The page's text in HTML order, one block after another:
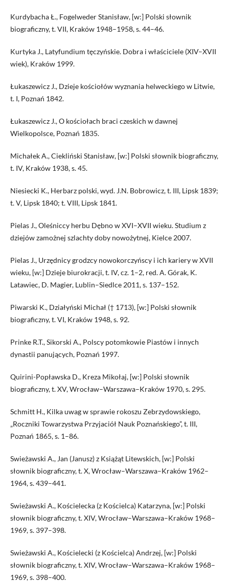
Kurdybacha Ł., Fogelweder Stanisław, [w:] Polski słownik
biograficzny, t. VII, Kraków 1948–1958, s. 44–46.
Kurtyka J., Latyfundium tęczyńskie. Dobra i właściciele (XIV–XVII
wiek), Kraków 1999.
Łukaszewicz J., Dzieje kościołów wyznania helweckiego w Litwie,
t. I, Poznań 1842.
Łukaszewicz J., O kościołach braci czeskich w dawnej
Wielkopolsce, Poznań 1835.
Michałek A., Ciekliński Stanisław, [w:] Polski słownik biograficzny,
t. IV, Kraków 1938, s. 45.
Niesiecki K., Herbarz polski, wyd. J.N. Bobrowicz, t. III, Lipsk 1839;
t. V, Lipsk 1840; t. VIII, Lipsk 1841.
Pielas J., Oleśniccy herbu Dębno w XVI–XVII wieku. Studium z
dziejów zamożnej szlachty doby nowożytnej, Kielce 2007.
Pielas J., Urzędnicy grodzcy nowokorczyńscy i ich kariery w XVII
wieku, [w:] Dzieje biurokracji, t. IV, cz. 1–2, red. A. Górak, K.
Latawiec, D. Magier, Lublin–Siedlce 2011, s. 137–152.
Piwarski K., Działyński Michał († 1713), [w:] Polski słownik
biograficzny, t. VI, Kraków 1948, s. 92.
Prinke R.T., Sikorski A., Polscy potomkowie Piastów i innych
dynastii panujących, Poznań 1997.
Quirini-Popławska D., Kreza Mikołaj, [w:] Polski słownik
biograficzny, t. XV, Wrocław–Warszawa–Kraków 1970, s. 295.
Schmitt H., Kilka uwag w sprawie rokoszu Zebrzydowskiego,
„Roczniki Towarzystwa Przyjaciół Nauk Poznańskiego”, t. III,
Poznań 1865, s. 1–86.
Swieżawski A., Jan (Janusz) z Książąt Litewskich, [w:] Polski
słownik biograficzny, t. X, Wrocław–Warszawa–Kraków 1962–
1964, s. 439–441.
Swieżawski A., Kościelecka (z Kościelca) Katarzyna, [w:] Polski
słownik biograficzny, t. XIV, Wrocław–Warszawa–Kraków 1968–
1969, s. 397–398.
Swieżawski A., Kościelecki (z Kościelca) Andrzej, [w:] Polski
słownik biograficzny, t. XIV, Wrocław–Warszawa–Kraków 1968–
1969, s. 398–400.